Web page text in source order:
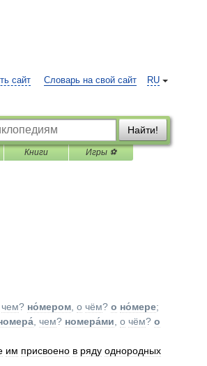
RU
сайт Словарь на свой сайт
Найти!
Книги Игры ⚽
чем? но́мером о чём? о но́мере;
чем? номера́ми о чём? о
им присвоено в ряду однородных